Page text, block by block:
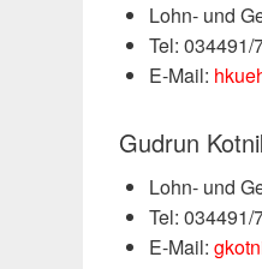
Lohn- und
Tel: 034491/
E-Mail:
Gudrun
Lohn- und
Tel: 034491/
E-Mail: